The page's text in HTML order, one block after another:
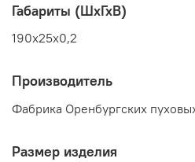
Габариты (ШхГхВ)
190x25x0,2
Производитель
Фабрика Оренбургских
Размер изделия